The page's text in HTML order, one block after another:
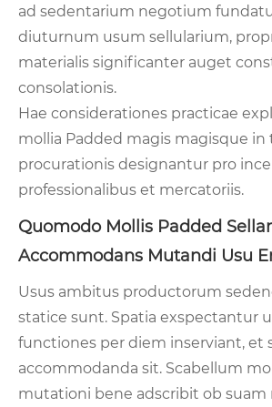
ad sedentarium negotium
diuturnum usum sellularium,
materialis significanter auget
consolationis.
Hae considerationes practicae
mollia Padded magis magisque in
procurationis designantur pro
professionalibus et mercatoriis.
Quomodo Mollis Padded
Accommodans Mutandi Usu
Usus ambitus productorum
statice sunt. Spatia exspectantur
functiones per diem inserviant, et
accommodanda sit. Scabellum
mutationi bene adscribit ob suam